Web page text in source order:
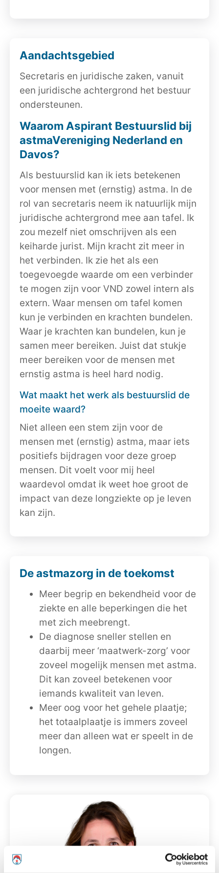
Aandachtsgebied
Secretaris en juridische zaken, vanuit
een juridische achtergrond het bestuur
ondersteunen.
Waarom Aspirant Bestuurslid bij
astmaVereniging Nederland en
Davos?
Als bestuurslid kan ik iets betekenen
voor mensen met (ernstig) astma. In de
rol van secretaris neem ik natuurlijk mijn
juridische achtergrond mee aan tafel. Ik
zou mezelf niet omschrijven als een
keiharde jurist. Mijn kracht zit meer in
het verbinden. Ik zie het als een
toegevoegde waarde om een verbinder
te mogen zijn voor VND zowel intern als
extern. Waar mensen om tafel komen
kun je verbinden en krachten bundelen.
Waar je krachten kan bundelen, kun je
samen meer bereiken. Juist dat stukje
meer bereiken voor de mensen met
ernstig astma is heel hard nodig.
Wat maakt het werk als bestuurslid de
moeite waard?
Niet alleen een stem zijn voor de
mensen met (ernstig) astma, maar iets
positiefs bijdragen voor deze groep
mensen. Dit voelt voor mij heel
waardevol omdat ik weet hoe groot de
impact van deze longziekte op je leven
kan zijn.
De astmazorg in de toekomst
Meer begrip en bekendheid voor de
ziekte en alle beperkingen die het
met zich meebrengt.
De diagnose sneller stellen en
daarbij meer ‘maatwerk-zorg’ voor
zoveel mogelijk mensen met astma.
Dit kan zoveel betekenen voor
iemands kwaliteit van leven.
Meer oog voor het gehele plaatje;
het totaalplaatje is immers zoveel
meer dan alleen wat er speelt in de
longen.